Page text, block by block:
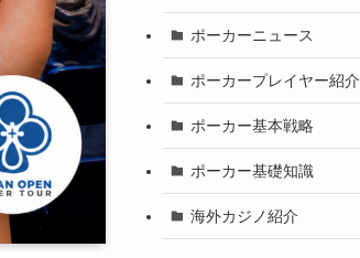
ポーカーニュース
ポーカープレイヤー紹介
ポーカー基本戦略
ポーカー基礎知識
海外カジノ紹介